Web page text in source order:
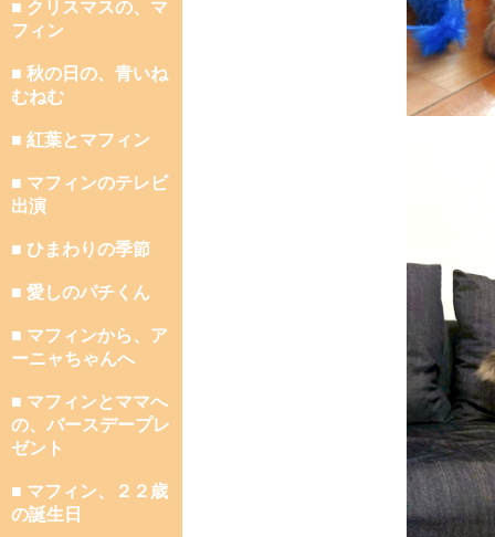
■ クリスマスの、マ
フィン
■ 秋の日の、青いね
むねむ
■ 紅葉とマフィン
■ マフィンのテレビ
出演
■ ひまわりの季節
■ 愛しのパチくん
■ マフィンから、ア
ーニャちゃんへ
■ マフィンとママへ
の、バースデープレ
ゼント
■ マフィン、２２歳
の誕生日